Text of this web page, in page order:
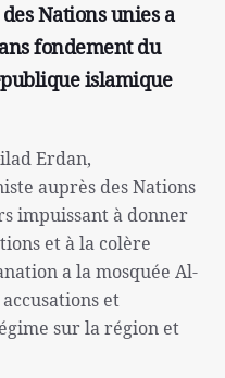
Nations unies a
fondement du
islamique
Erdan,
auprès des Nations
impuissant à donner
et à la colère
a la mosquée Al-
et
sur la région et